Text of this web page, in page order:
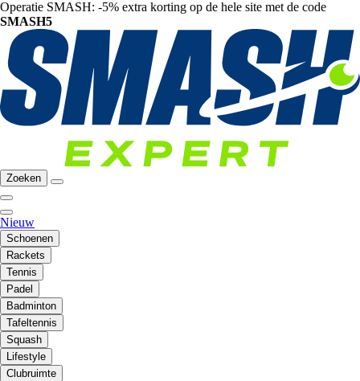
Operatie SMASH: -5% extra korting op de hele site met de code
SMASH5
Zoeken
Nieuw
Schoenen
Rackets
Tennis
Padel
Badminton
Tafeltennis
Squash
Lifestyle
Clubruimte